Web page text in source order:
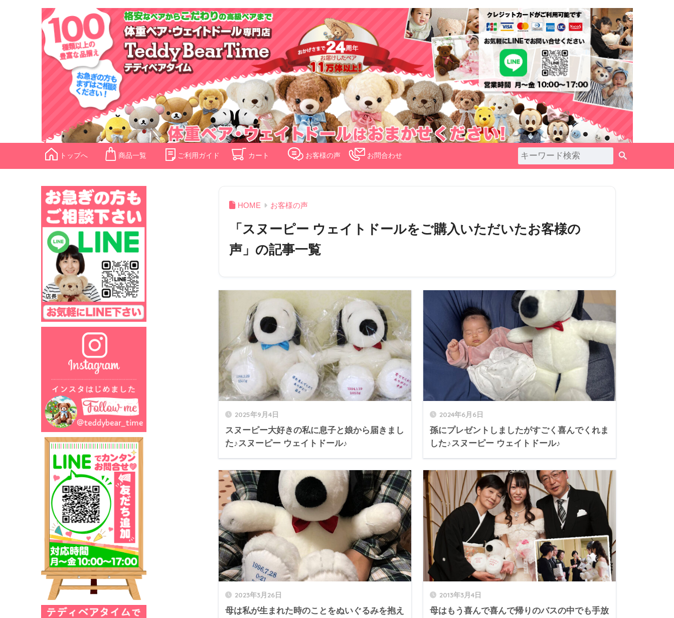
トップへ 商品一覧 ご利用ガイド カート お客様の声 お問合わせ
検索
HOME お客様の声
「スヌーピー ウェイトドールをご購入いただいたお客様の
声」の記事一覧
2025年9月4日
スヌーピー大好きの私に息子と娘から届きまし
た♪スヌーピー ウェイトドール♪
2024年6月6日
孫にプレゼントしましたがすごく喜んでくれま
した♪スヌーピー ウェイトドール♪
2023年3月26日
母は私が生まれた時のことをぬいぐるみを抱え
2013年3月4日
母はもう喜んで喜んで帰りのバスの中でも手放
ペ
ー
ジ
ト
プ
へ